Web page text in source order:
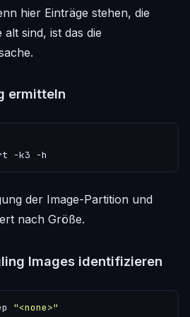
hier Einträge stehen, die
sind, ist das die
ermitteln
der Image-Partition und
nach Größe.
Images identifizieren
"<none>"